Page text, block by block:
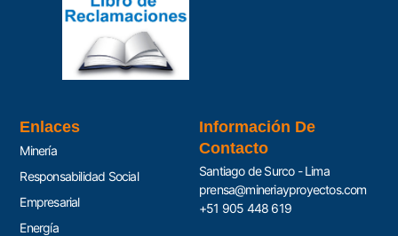
Enlaces
Minería
Responsabilidad Social
Empresarial
Energía
Información De
Contacto
Santiago de Surco - Lima
prensa@mineriayproyectos.com
+51 905 448 619